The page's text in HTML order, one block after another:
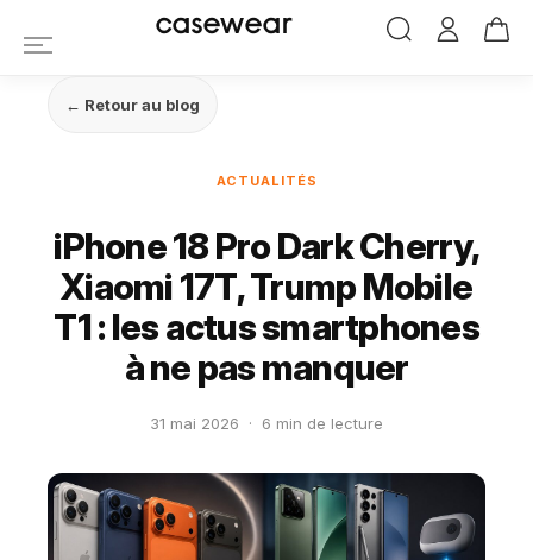
casewear
← Retour au blog
ACTUALITÉS
iPhone 18 Pro Dark Cherry,
Xiaomi 17T, Trump Mobile
T1 : les actus smartphones
à ne pas manquer
31 mai 2026 · 6 min de lecture